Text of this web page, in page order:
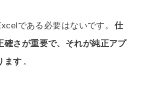
である必要はないです。 仕
確さが重要で、それが純正アプ
ます 。